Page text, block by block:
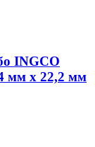
INGCO
мм x 22,2 мм